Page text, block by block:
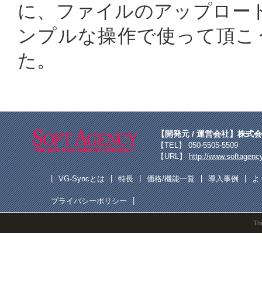
に、ファイルのアップロー
ンプルな操作で使って頂
た。
【開発元 / 運営会社】株式
【TEL】 050-5505-5509
【URL】http://
| VG-Syncとは | 特長 | 価格/機能一覧 | 導入事例 | よ
プライバシーポリシー |